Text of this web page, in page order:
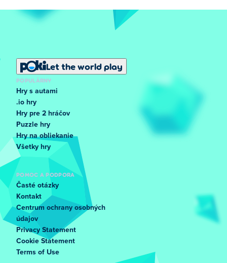
Let the world play
POPULÁRNY
Hry s autami
.io hry
Hry pre 2 hráčov
Puzzle hry
Hry na obliekanie
Všetky hry
POMOC A PODPORA
Časté otázky
Kontakt
Centrum ochrany osobných
údajov
Privacy Statement
Cookie Statement
Terms of Use